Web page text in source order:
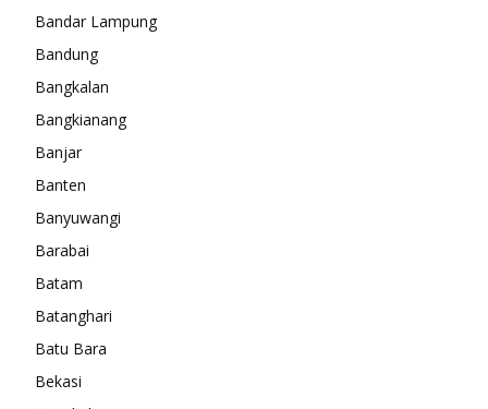
Bandar Lampung
Bandung
Bangkalan
Bangkianang
Banjar
Banten
Banyuwangi
Barabai
Batam
Batanghari
Batu Bara
Bekasi